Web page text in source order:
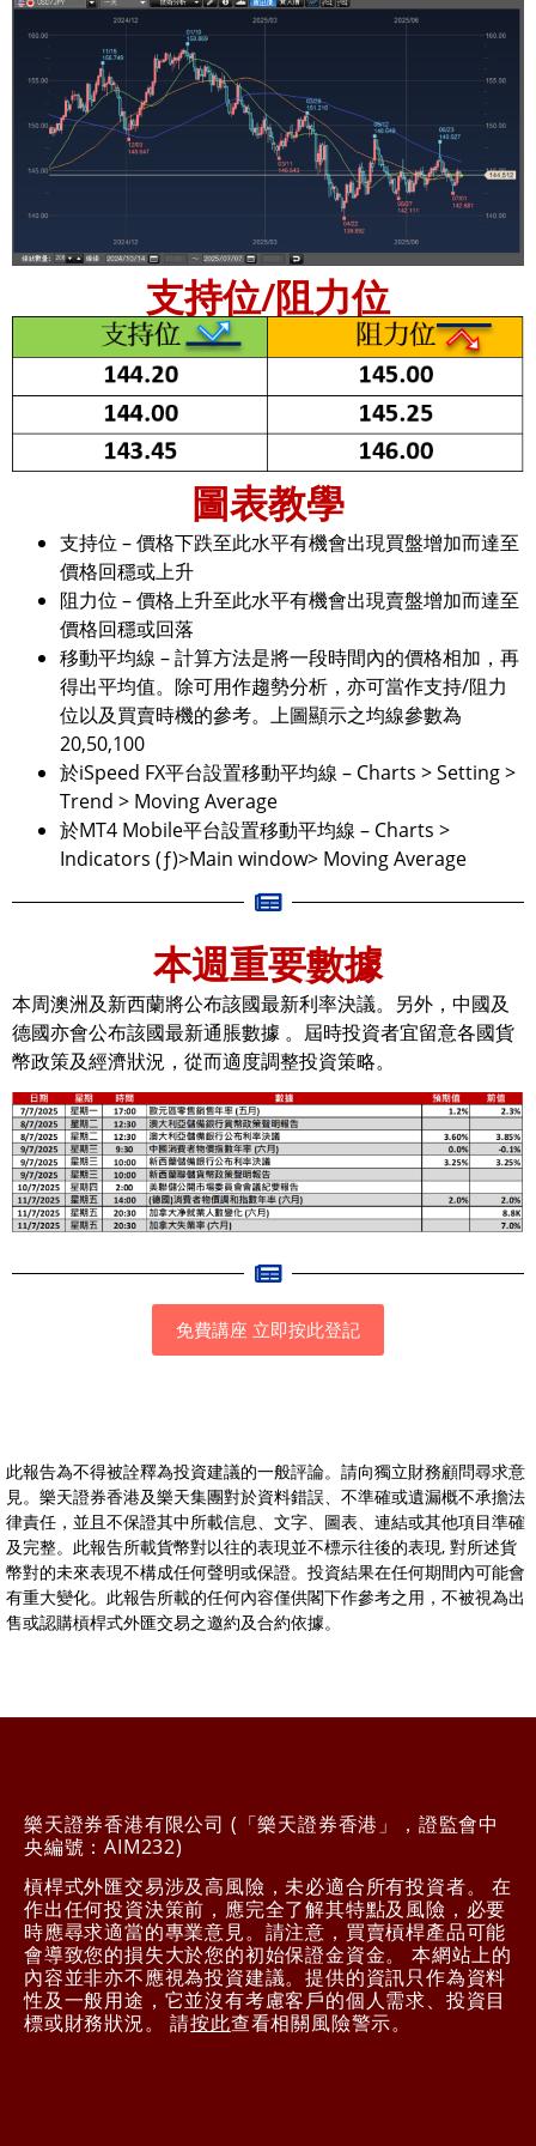
支持位/阻力位
圖表教學
支持位 – 價格下跌至此水平有機會出現買盤增加而達至
價格回穩或上升
阻力位 – 價格上升至此水平有機會出現賣盤增加而達至
價格回穩或回落
移動平均線 – 計算方法是將一段時間內的價格相加，再
得出平均值。除可用作趨勢分析，亦可當作支持/阻力
位以及買賣時機的參考。上圖顯示之均線參數為
20,50,100
於iSpeed FX平台設置移動平均線 – Charts > Setting >
Trend > Moving Average
於MT4 Mobile平台設置移動平均線 – Charts >
Indicators (ƒ)>Main window> Moving Average
本週重要數據
本周澳洲及新西蘭將公布該國最新利率決議。另外，中國及
德國亦會公布該國最新通脹數據 。屆時投資者宜留意各國貨
幣政策及經濟狀況，從而適度調整投資策略。
免費講座 立即按此登記
此報告為不得被詮釋為投資建議的一般評論。請向獨立財務顧問尋求意
見。樂天證券香港及樂天集團對於資料錯誤、不準確或遺漏概不承擔法
律責任，並且不保證其中所載信息、文字、圖表、連結或其他項目準確
及完整。此報告所載貨幣對以往的表現並不標示往後的表現, 對所述貨
幣對的未來表現不構成任何聲明或保證。投資結果在任何期間內可能會
有重大變化。此報告所載的任何內容僅供閣下作參考之用，不被視為出
售或認購槓桿式外匯交易之邀約及合約依據。
樂天證券香港有限公司 (「樂天證券香港」，證監會中
央編號：AIM232)
槓桿式外匯交易涉及高風險，未必適合所有投資者。 在
作出任何投資決策前，應完全了解其特點及風險，必要
時應尋求適當的專業意見。請注意，買賣槓桿產品可能
會導致您的損失大於您的初始保證金資金。 本網站上的
內容並非亦不應視為投資建議。提供的資訊只作為資料
性及一般用途，它並沒有考慮客戶的個人需求、投資目
標或財務狀況。 請按此查看相關風險警示。